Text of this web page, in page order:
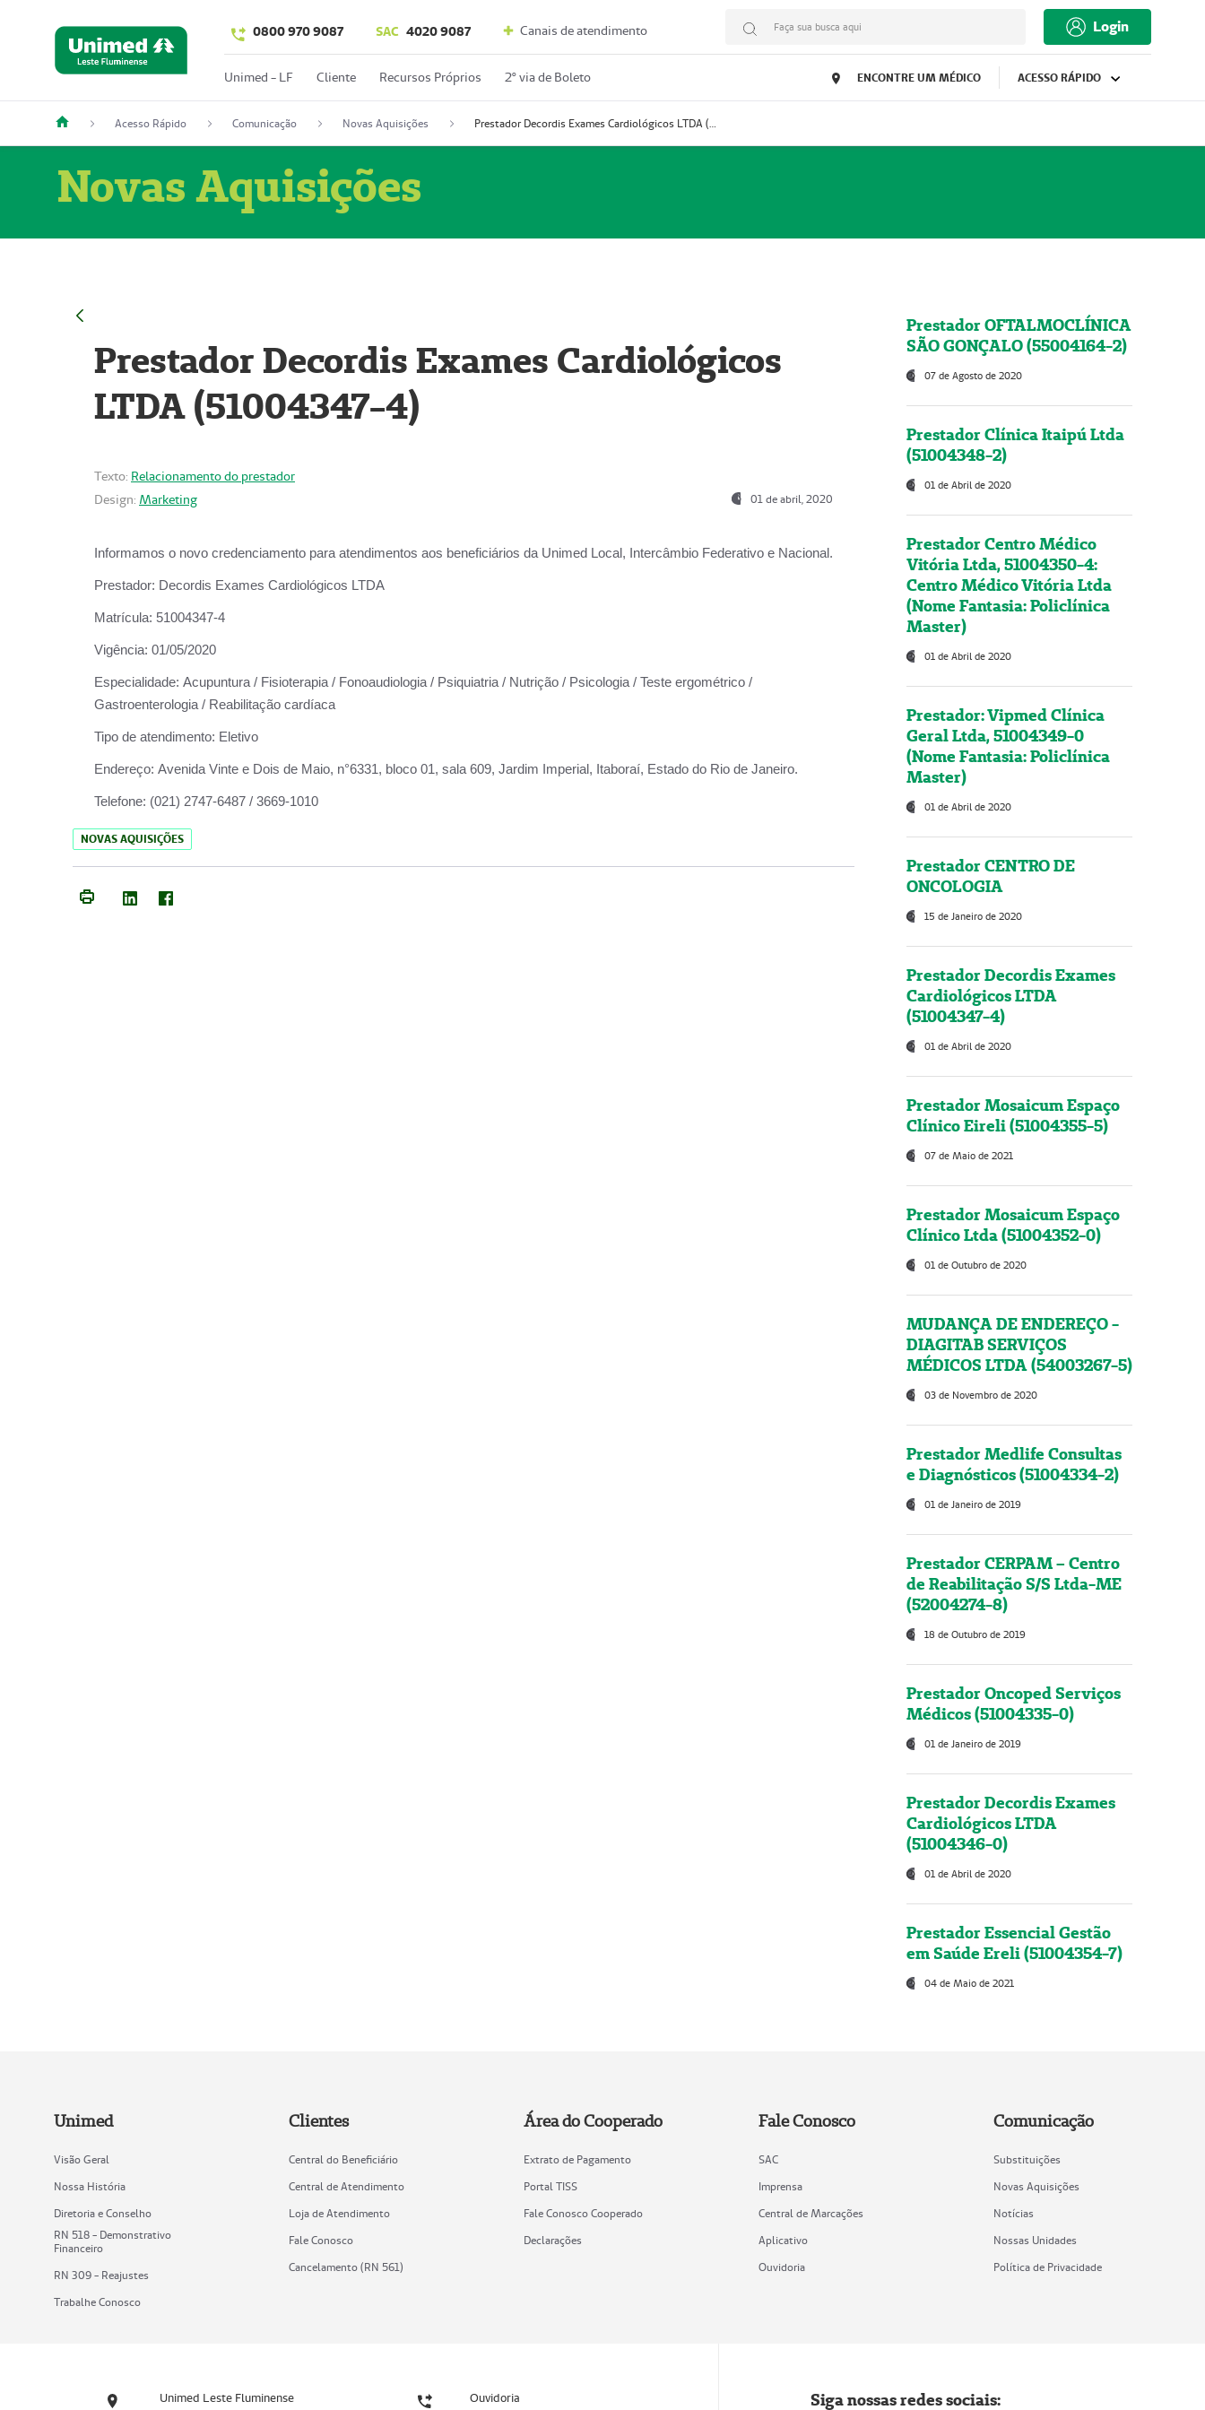
0800 970 9087 SAC 4020 9087 Canais de atendimento Faça sua busca aqui Login
Unimed - LF Cliente Recursos Próprios 2º via de Boleto ENCONTRE UM MÉDICO ACESSO RÁPIDO
Acesso Rápido Comunicação Novas Aquisições Prestador Decordis Exames Cardiológicos LTDA (51004347-4)
Novas Aquisições
Prestador Decordis Exames Cardiológicos
LTDA (51004347-4)
Texto: Relacionamento do prestador
Design: Marketing 01 de abril, 2020
Informamos o novo credenciamento para atendimentos aos beneficiários da Unimed Local, Intercâmbio Federativo e Nacional.
Prestador: Decordis Exames Cardiológicos LTDA
Matrícula: 51004347-4
Vigência: 01/05/2020
Especialidade: Acupuntura / Fisioterapia / Fonoaudiologia / Psiquiatria / Nutrição / Psicologia / Teste ergométrico /
Gastroenterologia / Reabilitação cardíaca
Tipo de atendimento: Eletivo
Endereço: Avenida Vinte e Dois de Maio, n°6331, bloco 01, sala 609, Jardim Imperial, Itaboraí, Estado do Rio de Janeiro.
Telefone: (021) 2747-6487 / 3669-1010
NOVAS AQUISIÇÕES
Prestador OFTALMOCLÍNICA
SÃO GONÇALO (55004164-2)
07 de Agosto de 2020
Prestador Clínica Itaipú Ltda
(51004348-2)
01 de Abril de 2020
Prestador Centro Médico
Vitória Ltda, 51004350-4:
Centro Médico Vitória Ltda
(Nome Fantasia: Policlínica
Master)
01 de Abril de 2020
Prestador: Vipmed Clínica
Geral Ltda, 51004349-0
(Nome Fantasia: Policlínica
Master)
01 de Abril de 2020
Prestador CENTRO DE
ONCOLOGIA
15 de Janeiro de 2020
Prestador Decordis Exames
Cardiológicos LTDA
(51004347-4)
01 de Abril de 2020
Prestador Mosaicum Espaço
Clínico Eireli (51004355-5)
07 de Maio de 2021
Prestador Mosaicum Espaço
Clínico Ltda (51004352-0)
01 de Outubro de 2020
MUDANÇA DE ENDEREÇO -
DIAGITAB SERVIÇOS
MÉDICOS LTDA (54003267-5)
03 de Novembro de 2020
Prestador Medlife Consultas
e Diagnósticos (51004334-2)
01 de Janeiro de 2019
Prestador CERPAM – Centro
de Reabilitação S/S Ltda-ME
(52004274-8)
18 de Outubro de 2019
Prestador Oncoped Serviços
Médicos (51004335-0)
01 de Janeiro de 2019
Prestador Decordis Exames
Cardiológicos LTDA
(51004346-0)
01 de Abril de 2020
Prestador Essencial Gestão
em Saúde Ereli (51004354-7)
04 de Maio de 2021
Unimed
Visão Geral
Nossa História
Diretoria e Conselho
RN 518 - Demonstrativo
Financeiro
RN 309 - Reajustes
Trabalhe Conosco
Clientes
Central do Beneficiário
Central de Atendimento
Loja de Atendimento
Fale Conosco
Cancelamento (RN 561)
Área do Cooperado
Extrato de Pagamento
Portal TISS
Fale Conosco Cooperado
Declarações
Fale Conosco
SAC
Imprensa
Central de Marcações
Aplicativo
Ouvidoria
Comunicação
Substituições
Novas Aquisições
Notícias
Nossas Unidades
Política de Privacidade
Unimed Leste Fluminense Ouvidoria Siga nossas redes sociais: